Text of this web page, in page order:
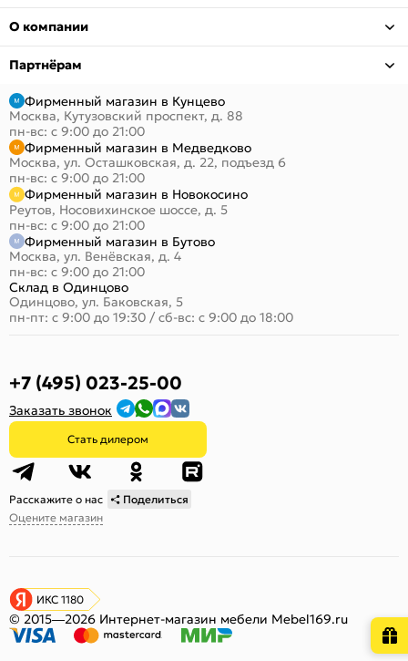
О компании
Партнёрам
Фирменный магазин в Кунцево
Москва, Кутузовский проспект, д. 88
пн-вс: с 9:00 до 21:00
Фирменный магазин в Медведково
Москва, ул. Осташковская, д. 22, подъезд 6
пн-вс: с 9:00 до 21:00
Фирменный магазин в Новокосино
Реутов, Носовихинское шоссе, д. 5
пн-вс: с 9:00 до 21:00
Фирменный магазин в Бутово
Москва, ул. Венёвская, д. 4
пн-вс: с 9:00 до 21:00
Склад в Одинцово
Одинцово, ул. Баковская, 5
пн-пт: с 9:00 до 19:30 / сб-вс: с 9:00 до 18:00
+7 (495) 023-25-00
Заказать звонок
Стать дилером
Расскажите о нас
Поделиться
Оцените магазин
ИКС 1180
© 2015—2026 Интернет-магазин мебели Mebel169.ru